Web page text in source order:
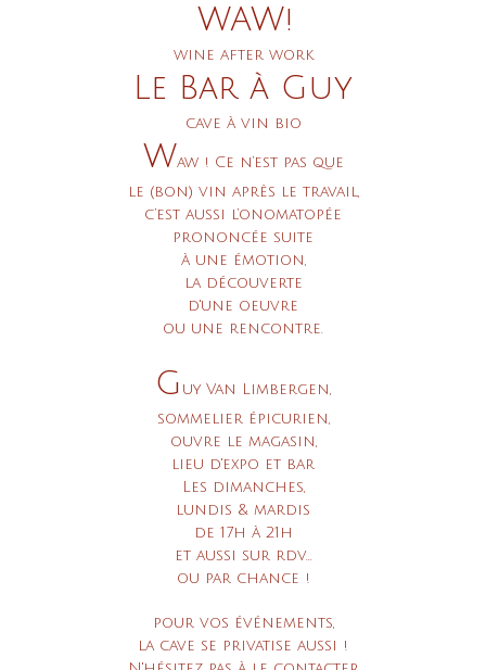
WAW!
wine after work
Le Bar à Guy
cave à vin bio
Waw ! Ce n’est pas que
le (bon) vin après le travail,
c’est aussi l’onomatopée
prononcée suite
à une émotion,
la découverte
d'une oeuvre
ou une rencontre.
G uy Van Limbergen,
sommelier épicurien,
ouvre le magasin,
lieu d'expo et bar
Les dimanches,
lundis & mardis
de 17h à 21h
et aussi sur rdv...
ou par chance !
pour vos événements,
la cave se privatise aussi !